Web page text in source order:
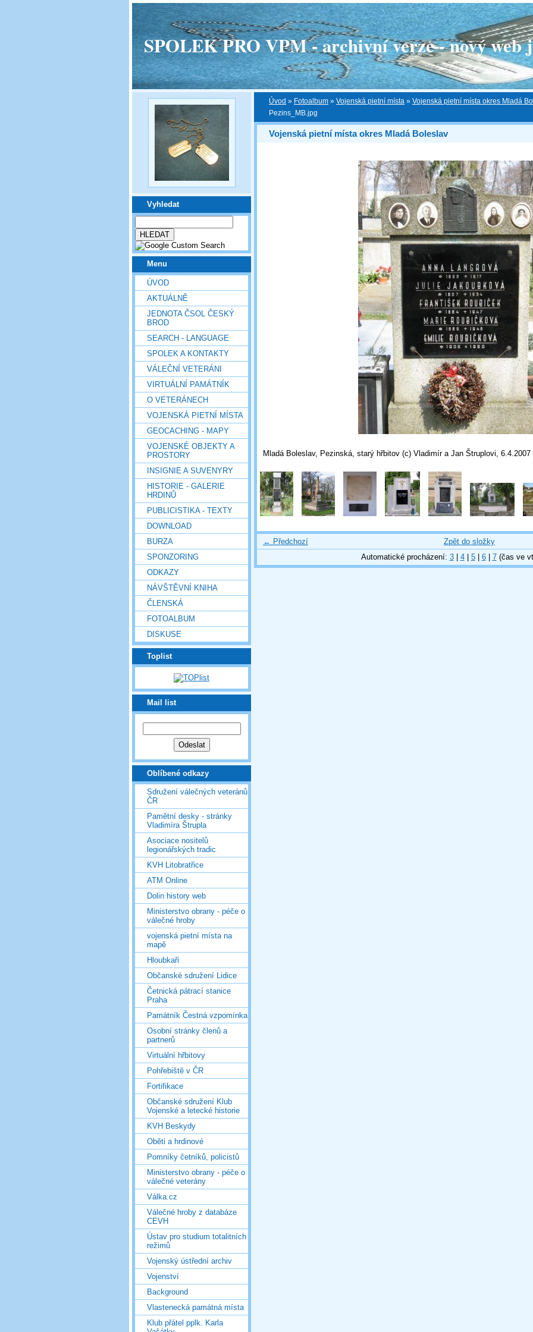
SPOLEK PRO VPM - archivní verze - nový web
Vyhledat
Menu
ÚVOD
AKTUÁLNĚ
JEDNOTA ČSOL ČESKÝ
BROD
SEARCH - LANGUAGE
SPOLEK A KONTAKTY
VÁLEČNÍ VETERÁNI
VIRTUÁLNÍ PAMÁTNÍK
O VETERÁNECH
VOJENSKÁ PIETNÍ MÍSTA
GEOCACHING - MAPY
VOJENSKÉ OBJEKTY A
PROSTORY
INSIGNIE A SUVENYRY
HISTORIE - GALERIE
HRDINŮ
PUBLICISTIKA - TEXTY
DOWNLOAD
BURZA
SPONZORING
ODKAZY
NÁVŠTĚVNÍ KNIHA
ČLENSKÁ
FOTOALBUM
DISKUSE
Toplist
Mail list
Oblíbené odkazy
Sdružení válečných veteránů
ČR
Pamětní desky - stránky
Vladimíra Štrupla
Asociace nositelů
legionářských tradic
KVH Litobratřice
ATM Online
Dolin history web
Ministerstvo obrany - péče o
válečné hroby
vojenská pietní místa na
mapě
Hloubkaři
Občanské sdružení Lidice
Četnická pátrací stanice
Praha
Památník Čestná vzpomínka
Osobní stránky členů a
partnerů
Virtuální hřbitovy
Pohřebiště v ČR
Fortifikace
Občanské sdružení Klub
Vojenské a letecké historie
KVH Beskydy
Oběti a hrdinové
Pomníky četníků, policistů
Ministerstvo obrany - péče o
válečné veterány
Válka.cz
Válečné hroby z databáze
CEVH
Ústav pro studium totalitních
režimů
Vojenský ústřední archiv
Vojenství
Background
Vlastenecká památná místa
Klub přátel pplk. Karla
Úvod » Fotoalbum » Vojenská pietní místa » Vojenská pietní místa okres Mladá
Pezins_MB.jpg
Vojenská pietní místa okres Mladá Boleslav
Mladá Boleslav, Pezinská, starý hřbitov (c) Vladimír a Jan Štruplovi, 6.4.2007
← Předchozí
Zpět do složky
Automatické procházení: 3| 4| 5| 6| 7(čas ve